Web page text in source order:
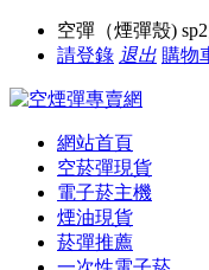
空彈（煙彈殼)
請登錄 退出 購物
網站首頁
空菸彈現貨
電子菸主機
煙油現貨
菸彈推薦